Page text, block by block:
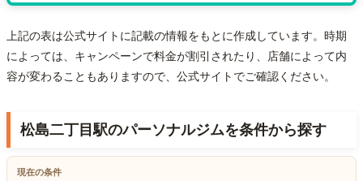
上記の表は公式サイトに記載の情報をもとに作成しています。時期
によっては、キャンペーンで料金が割引されたり、店舗によって内
容が変わることもありますので、公式サイトでご確認ください。
松島二丁目駅のパーソナルジムを条件から探す
現在の条件